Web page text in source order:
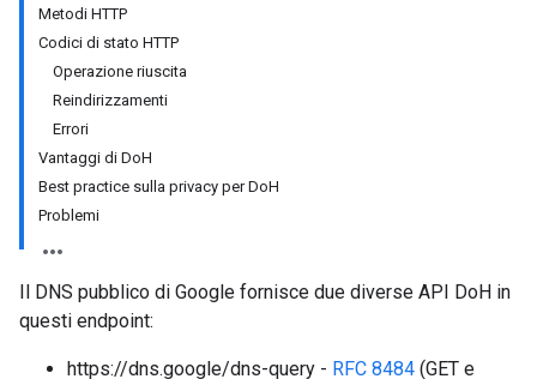
Metodi HTTP
Codici di stato HTTP
Operazione riuscita
Reindirizzamenti
Errori
Vantaggi di DoH
Best practice sulla privacy per DoH
Problemi
Il DNS pubblico di Google fornisce due diverse API DoH in
questi endpoint:
https://dns.google/dns-query - RFC 8484 (GET e